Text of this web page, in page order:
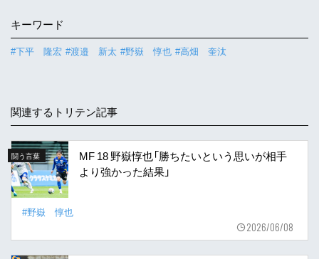
キーワード
#下平 隆宏 #渡邉 新太 #野嶽 惇也 #高畑 奎汰
関連するトリテン記事
闘う言葉
MF 18 野嶽惇也「勝ちたいという思いが相手
より強かった結果」
#野嶽 惇也
2026/06/08